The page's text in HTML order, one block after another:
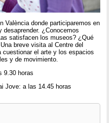
València donde participaremos en
desaprender. ¿Conocemos
satisfacen los museos? ¿Qué
breve visita al Centre del
cuestionar el arte y los espacios
y de movimiento.
9.30 horas
Jove: a las 14.45 horas